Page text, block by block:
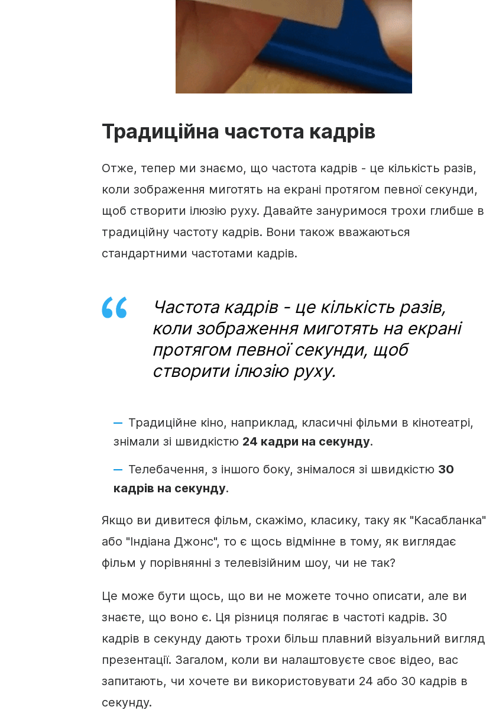
Традиційна частота кадрів
Отже, тепер ми знаємо, що частота кадрів - це кількість разів,
коли зображення миготять на екрані протягом певної секунди,
щоб створити ілюзію руху. Давайте зануримося трохи глибше в
традиційну частоту кадрів. Вони також вважаються
стандартними частотами кадрів.
Частота кадрів - це кількість разів,
коли зображення миготять на екрані
протягом певної секунди, щоб
створити ілюзію руху.
Традиційне кіно, наприклад, класичні фільми в кінотеатрі,
знімали зі швидкістю 24 кадри на секунду.
Телебачення, з іншого боку, знімалося зі швидкістю 30
кадрів на секунду.
Якщо ви дивитеся фільм, скажімо, класику, таку як "Касабланка"
або "Індіана Джонс", то є щось відмінне в тому, як виглядає
фільм у порівнянні з телевізійним шоу, чи не так?
Це може бути щось, що ви не можете точно описати, але ви
знаєте, що воно є. Ця різниця полягає в частоті кадрів. 30
кадрів в секунду дають трохи більш плавний візуальний вигляд
презентації. Загалом, коли ви налаштовуєте своє відео, вас
запитають, чи хочете ви використовувати 24 або 30 кадрів в
секунду.